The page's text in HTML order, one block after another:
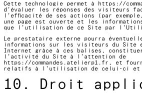
Cette technologie permet à
https://
d’évaluer les réponses des visiteurs
l’efficacité de ses actions (par
une page est ouverte et les
que l’utilisation de ce Site par
Le prestataire externe pourra
informations sur les visiteurs du Site
Internet grâce à ces balises,
l’activité du Site à l’attention de
https://commandes.atelierp1.fr , et
relatifs à l’utilisation de celui-ci et
10. Droit